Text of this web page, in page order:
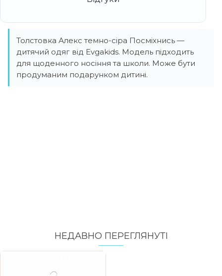
Толстовка Алекс темно-сіра Посміхнись —
дитячий одяг від Evgakids. Модель підходить
для щоденного носіння та школи. Може бути
продуманим подарунком дитині.
НЕДАВНО ПЕРЕГЛЯНУТI